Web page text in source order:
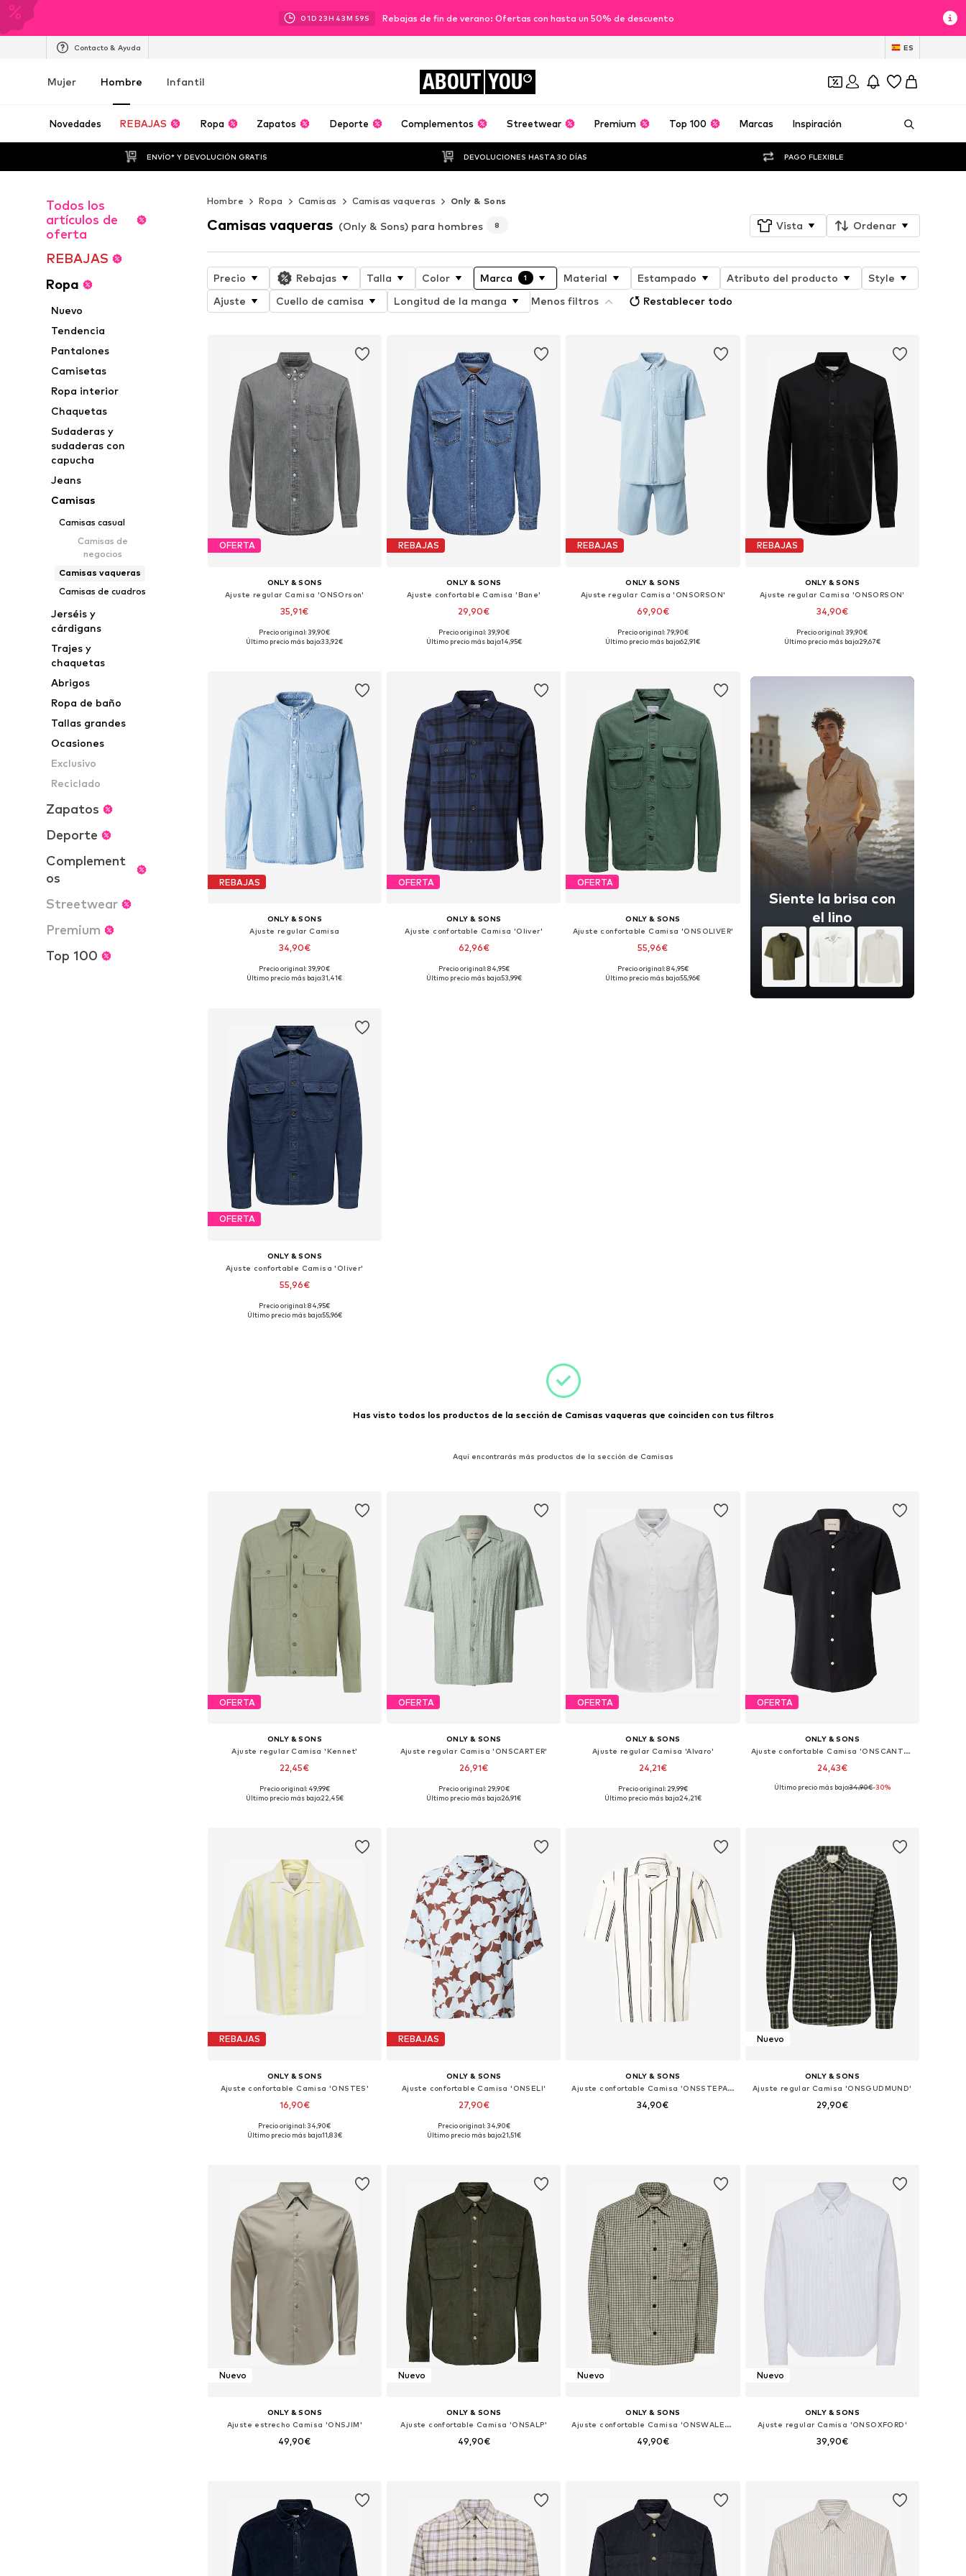
01D 23H 43M 57S Rebajas de fin de verano: Ofertas con hasta un 50% de descuento
Contacto & Ayuda ES
Mujer Hombre Infantil ABOUT YOU
Novedades REBAJAS Ropa Zapatos Deporte Complementos Streetwear Premium Top 100 Marcas Inspiración
ENVÍO* Y DEVOLUCIÓN GRATIS DEVOLUCIONES HASTA 30 DÍAS PAGO FLEXIBLE
Todos los
artículos de
oferta
REBAJAS
Ropa
Nuevo
Tendencia
Pantalones
Camisetas
Ropa interior
Chaquetas
Sudaderas y
sudaderas con
capucha
Jeans
Camisas
Camisas casual
Camisas de
negocios
Camisas vaqueras
Camisas de cuadros
Jerséis y
cárdigans
Trajes y
chaquetas
Abrigos
Ropa de baño
Tallas grandes
Ocasiones
Exclusivo
Reciclado
Zapatos
Deporte
Complement
os
Streetwear
Premium
Top 100
Hombre Ropa Camisas Camisas vaqueras Only & Sons
Camisas vaqueras (Only & Sons) para hombres 8 Vista Ordenar
Precio Rebajas Talla Color Marca 1 Material Estampado Atributo del producto
Style
Ajuste
Cuello de camisa Longitud de la manga Menos filtros Restablecer todo
OFERTA
ONLY & SONS
Ajuste regular Camisa 'ONSOrson'
35,91€
Tallas disponibles: S, M, L, XL
Precio original: 39,90€
Último precio más bajo:33,92€
REBAJAS
ONLY & SONS
Ajuste confortable Camisa 'Bane'
29,90€
Tallas disponibles: XS, S, M, L, XL, XXL
Precio original: 39,90€
Último precio más bajo:14,95€
REBAJAS
ONLY & SONS
Ajuste regular Camisa 'ONSORSON'
69,90€
Tallas disponibles: S, M, L, XL
Precio original: 79,90€
Último precio más bajo:62,91€
REBAJAS
ONLY & SONS
Ajuste regular Camisa 'ONSORSON'
34,90€
Tallas disponibles: XS, S, M, L, XL, XXL
Precio original: 39,90€
Último precio más bajo:29,67€
REBAJAS
ONLY & SONS
Ajuste regular Camisa
34,90€
Tallas disponibles: XS, M, L, XL, XXL
Precio original: 39,90€
Último precio más bajo:31,41€
OFERTA
ONLY & SONS
Ajuste confortable Camisa 'Oliver'
62,96€
Tallas disponibles: S, M
Precio original: 84,95€
Último precio más bajo:53,99€
OFERTA
ONLY & SONS
Ajuste confortable Camisa 'ONSOLIVER'
55,96€
Tallas disponibles: XL
Precio original: 84,95€
Último precio más bajo:55,96€
Siente la brisa con
el lino
OFERTA
ONLY & SONS
Ajuste confortable Camisa 'Oliver'
55,96€
Tallas disponibles: M
Precio original: 84,95€
Último precio más bajo:55,96€
Has visto todos los productos de la sección de Camisas vaqueras que coinciden con tus filtros
Aquí encontrarás más productos de la sección de Camisas
OFERTA
ONLY & SONS
Ajuste regular Camisa 'Kennet'
22,45€
Tallas disponibles: XS, M, L, XL
Precio original: 49,99€
Último precio más bajo:22,45€
OFERTA
ONLY & SONS
Ajuste regular Camisa 'ONSCARTER'
26,91€
Tallas disponibles: S, M, L, XL
Precio original: 29,90€
Último precio más bajo:26,91€
OFERTA
ONLY & SONS
Ajuste regular Camisa 'Alvaro'
24,21€
+1
Tallas disponibles: XS, S, M, L, XL, XXL
Precio original: 29,99€
Último precio más bajo:24,21€
OFERTA
ONLY & SONS
Ajuste confortable Camisa 'ONSCANTLEY'
24,43€
Tallas disponibles: S, M, L, XL
Último precio más bajo:34,90€-30%
REBAJAS
ONLY & SONS
Ajuste confortable Camisa 'ONSTES'
16,90€
Tallas disponibles: XS, S, M, L, XL, XXL
Precio original: 34,90€
Último precio más bajo:11,83€
REBAJAS
ONLY & SONS
Ajuste confortable Camisa 'ONSELI'
27,90€
Tallas disponibles: S, M, L, XL
Precio original: 34,90€
Último precio más bajo:21,51€
ONLY & SONS
Ajuste confortable Camisa 'ONSSTEPAN'
34,90€
Nuevo
ONLY & SONS
Ajuste regular Camisa 'ONSGUDMUND'
29,90€
Nuevo
ONLY & SONS
Ajuste estrecho Camisa 'ONSJIM'
49,90€
Nuevo
ONLY & SONS
Ajuste confortable Camisa 'ONSALP'
49,90€
Nuevo
ONLY & SONS
Ajuste confortable Camisa 'ONSWALEED'
49,90€
Nuevo
ONLY & SONS
Ajuste regular Camisa 'ONSOXFORD'
39,90€